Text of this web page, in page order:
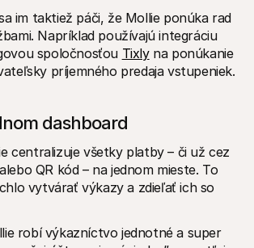
im taktiež páči, že Mollie ponúka rad
Napríklad používajú integráciu
spoločnosťou Tixly na ponúkanie
príjemného predaja vstupeniek.
dashboard
centralizuje všetky platby – či už cez
QR kód – na jednom mieste. To
vytvárať výkazy a zdieľať ich so
robí výkazníctvo jednotné a super